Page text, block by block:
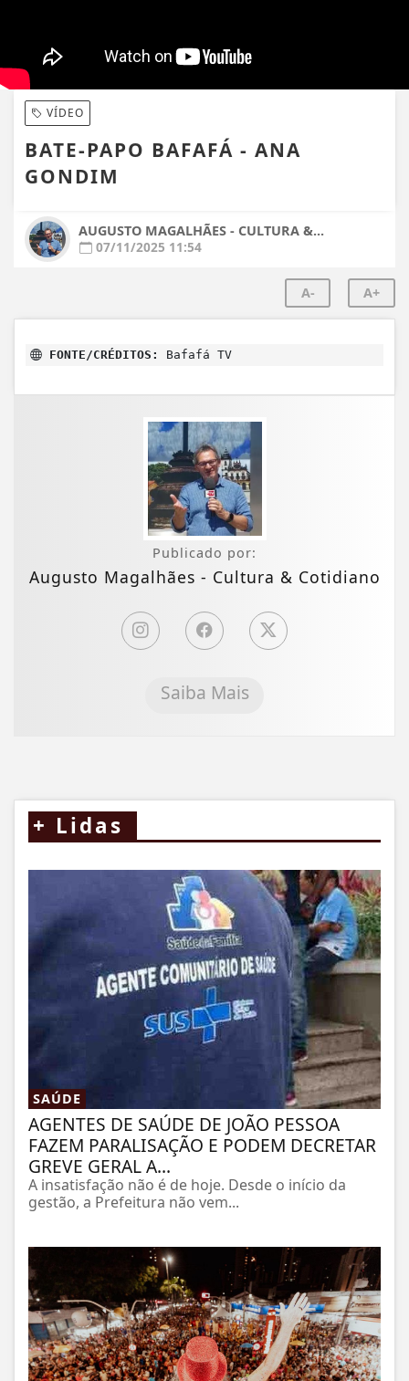
VÍDEO
BATE-PAPO BAFAFÁ - ANA
GONDIM
AUGUSTO MAGALHÃES - CULTURA &...
07/11/2025 11:54
A- A+
FONTE/CRÉDITOS: Bafafá TV
Publicado por:
Augusto Magalhães - Cultura & Cotidiano
Saiba Mais
+ Lidas
SAÚDE
AGENTES DE SAÚDE DE JOÃO PESSOA
FAZEM PARALISAÇÃO E PODEM DECRETAR
GREVE GERAL A...
A insatisfação não é de hoje. Desde o início da
gestão, a Prefeitura não vem...